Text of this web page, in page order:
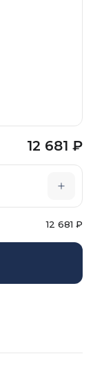
12 681 ₽
12 681 ₽